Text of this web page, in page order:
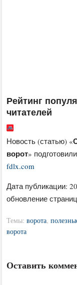
Рейтинг
читателей
Новость (статью) «
ворот»
fdlx.com
Дата публикации:
обновление
Темы:ворота,
ворота
Оставить